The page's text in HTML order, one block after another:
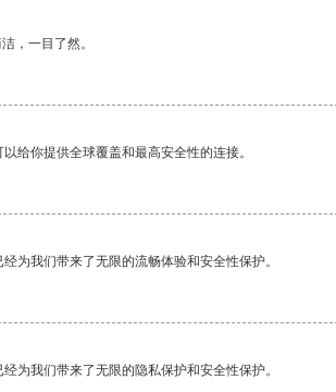
，一目了然。
给你提供全球覆盖和最高安全性的连接。
为我们带来了无限的流畅体验和安全性保护。
为我们带来了无限的隐私保护和安全性保护。